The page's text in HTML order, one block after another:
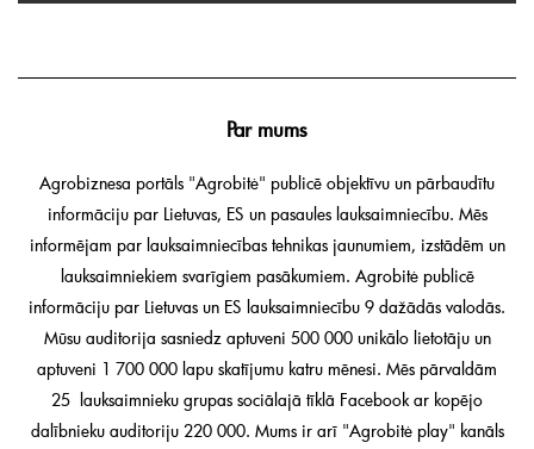
Par mums
Agrobiznesa portāls "Agrobitė" publicē objektīvu un pārbaudītu
informāciju par Lietuvas, ES un pasaules lauksaimniecību. Mēs
informējam par lauksaimniecības tehnikas jaunumiem, izstādēm un
lauksaimniekiem svarīgiem pasākumiem. Agrobitė publicē
informāciju par Lietuvas un ES lauksaimniecību 9 dažādās valodās.
Mūsu auditorija sasniedz aptuveni 500 000 unikālo lietotāju un
aptuveni 1 700 000 lapu skatījumu katru mēnesi. Mēs pārvaldām
25 lauksaimnieku grupas sociālajā tīklā Facebook ar kopējo
dalībnieku auditoriju 220 000. Mums ir arī "Agrobitė play" kanāls